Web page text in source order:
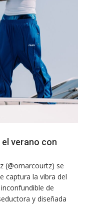
verano con
(@omarcourtz) se
captura la vibra del
de
y diseñada